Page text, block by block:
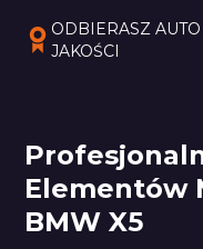
ODBIERASZ
JAKOŚCI
Elementów
BMW X5